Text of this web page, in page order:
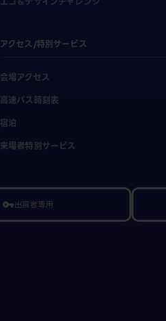
アクセス/特別サービス
会場アクセス
高速バス時刻表
宿泊
来場者特別サービス
vpn_key出展者専用